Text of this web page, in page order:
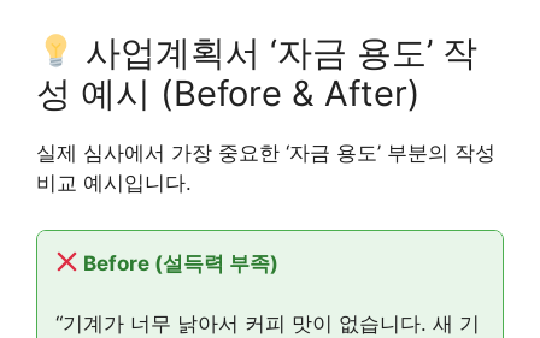
사업계획서 ‘자금 용도’ 작
성 예시 (Before & After)
실제 심사에서 가장 중요한 ‘자금 용도’ 부분의 작성
비교 예시입니다.
Before (설득력 부족)
“기계가 너무 낡아서 커피 맛이 없습니다. 새 기